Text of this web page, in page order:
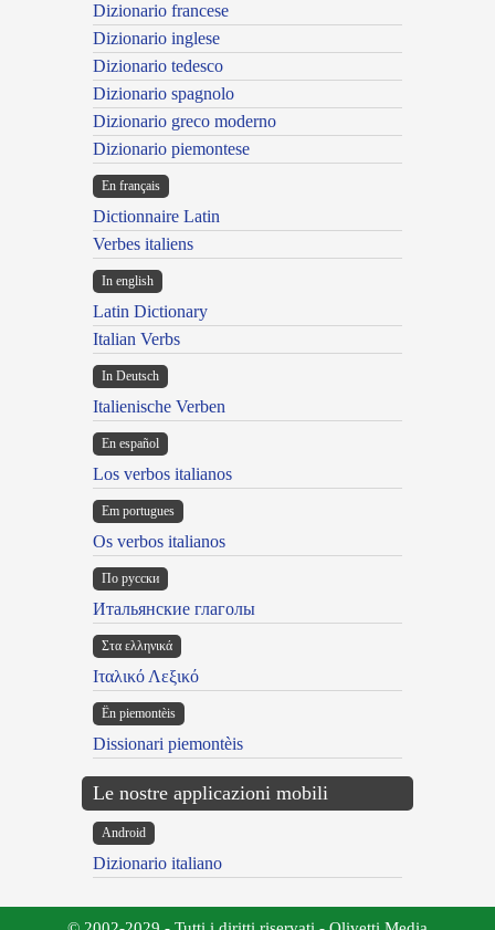
Dizionario francese
Dizionario inglese
Dizionario tedesco
Dizionario spagnolo
Dizionario greco moderno
Dizionario piemontese
En français
Dictionnaire Latin
Verbes italiens
In english
Latin Dictionary
Italian Verbs
In Deutsch
Italienische Verben
En español
Los verbos italianos
Em portugues
Os verbos italianos
По русски
Итальянские глаголы
Στα ελληνικά
Ιταλικό Λεξικό
Ën piemontèis
Dissionari piemontèis
Le nostre applicazioni mobili
Android
Dizionario italiano